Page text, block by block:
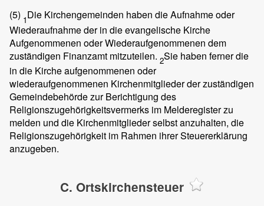
(5) 1Die Kirchengemeinden haben die Aufnahme oder
Wiederaufnahme der in die evangelische Kirche
Aufgenommenen oder Wiederaufgenommenen dem
zuständigen Finanzamt mitzuteilen. 2Sie haben ferner die
in die Kirche aufgenommenen oder
wiederaufgenommenen Kirchenmitglieder der zuständigen
Gemeindebehörde zur Berichtigung des
Religionszugehörigkeitsvermerks im Melderegister zu
melden und die Kirchenmitglieder selbst anzuhalten, die
Religionszugehörigkeit im Rahmen ihrer Steuererklärung
anzugeben.
C. Ortskirchensteuer